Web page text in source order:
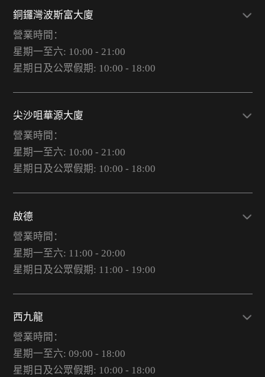
銅鑼灣波斯富大廈
營業時間：
星期一至六: 10:00 - 21:00
星期日及公眾假期: 10:00 - 18:00
尖沙咀華源大廈
營業時間：
星期一至六: 10:00 - 21:00
星期日及公眾假期: 10:00 - 18:00
啟德
營業時間：
星期一至六: 11:00 - 20:00
星期日及公眾假期: 11:00 - 19:00
西九龍
營業時間：
星期一至六: 09:00 - 18:00
星期日及公眾假期: 10:00 - 18:00